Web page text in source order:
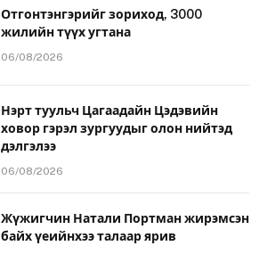
Отгонтэнгэрийг зориход, 3000
жилийн түүх угтана
06/08/2026
Нэрт туульч Цагаадайн Цэдэвийн
ховор гэрэл зургуудыг олон нийтэд
дэлгэлээ
06/08/2026
Жүжигчин Натали Портман жирэмсэн
байх үеийнхээ талаар ярив